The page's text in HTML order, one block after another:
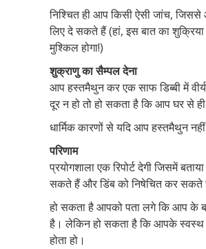
निश्चित ही आप किसी ऐसी जांच,
लिए दे सकते हैं (हां, इस बात का
मुश्किल होगा!)
शुक्राणुका सैम्पल देना
आप हस्तमैथुन कर एक साफ डिब्बी में
दूर न हो तो हो सकता है कि आप घर से
धार्मिक कारणों से यदि आप हस्तमैथुन
परिणाम
प्रयोगशाला एक रिपोर्ट देगी जिसमें
सकते हैं और डिंब को निषेचित कर सकते
हो सकता है आपको पता लगे कि आप के
है। लेकिन हो सकता है कि आपके स्वस्थ
होता हो।